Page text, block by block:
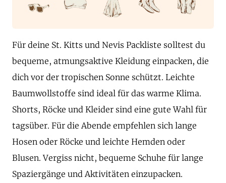
Für deine St. Kitts und Nevis Packliste solltest du
bequeme, atmungsaktive Kleidung einpacken, die
dich vor der tropischen Sonne schützt. Leichte
Baumwollstoffe sind ideal für das warme Klima.
Shorts, Röcke und Kleider sind eine gute Wahl für
tagsüber. Für die Abende empfehlen sich lange
Hosen oder Röcke und leichte Hemden oder
Blusen. Vergiss nicht, bequeme Schuhe für lange
Spaziergänge und Aktivitäten einzupacken.